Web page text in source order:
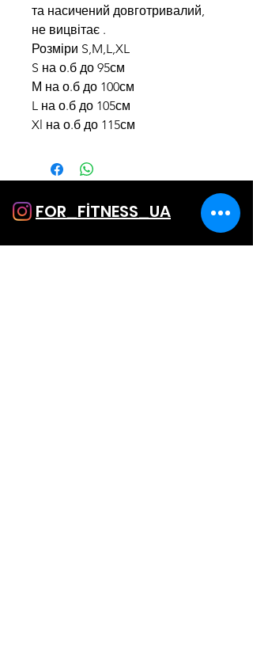
та насичений довготривалий,
не вицвітає .
Розміри S,M,L,XL
S на о.б до 95см
М на о.б до 100см
L на о.б до 105см
Xl на о.б до 115см
FOR_FİTNESS_UA